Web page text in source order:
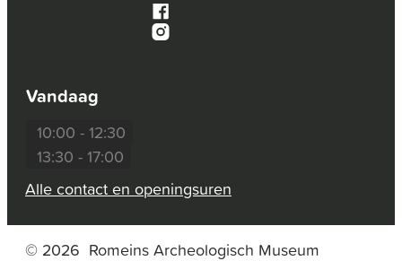
Romeins Archeologisch Museum (RAM)
Romeins Archeologisch Museum (RAM)
Vandaag
10:00 - 12:30
Openingsuur
13:30 - 17:00
Openingsuur
Alle contact en openingsuren
© 2026 Romeins Archeologisch Museum